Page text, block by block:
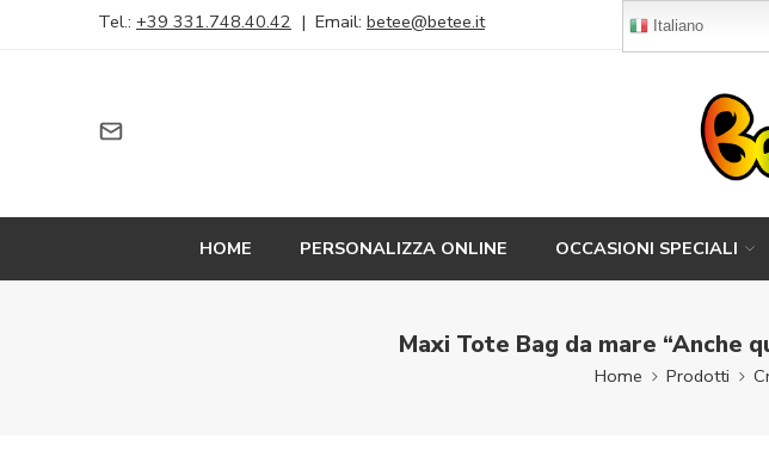
Tel.: +39 331.748.40.42 | Email: betee@betee.it Italiano
HOME PERSONALIZZA ONLINE OCCASIONI SPECIALI
Maxi Tote Bag da mare “Anche
Home Prodotti